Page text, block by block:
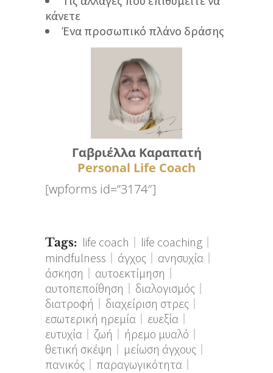
κάνετε
Ένα προσωπικό πλάνο δράσης
Γαβριέλλα Καραπατή
Personal Life Coach
[wpforms id=”3174″]
Tags: life coach
life coaching
mindfulness
άγχος
ανησυχία
άσκηση
αυτοεκτίμηση
αυτοπεποίθηση
διαλογισμός
διατροφή
διαχείριση στρες
εσωτερική ηρεμία
ευεξία
ευτυχία
ζωή
ήρεμο μυαλό
θετική σκέψη
μείωση άγχους
πανικός
παραγωγικότητα